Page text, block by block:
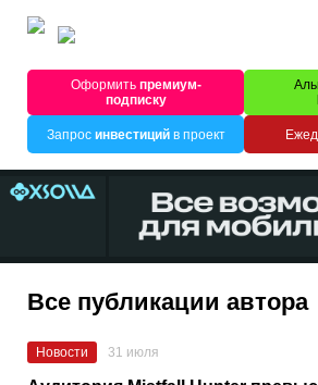
Оформитьпремиум-
подписку
Запрос инвестицийв проект
Все публикации автора
Новости 31 июля